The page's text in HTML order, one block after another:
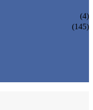
(4)
(145)